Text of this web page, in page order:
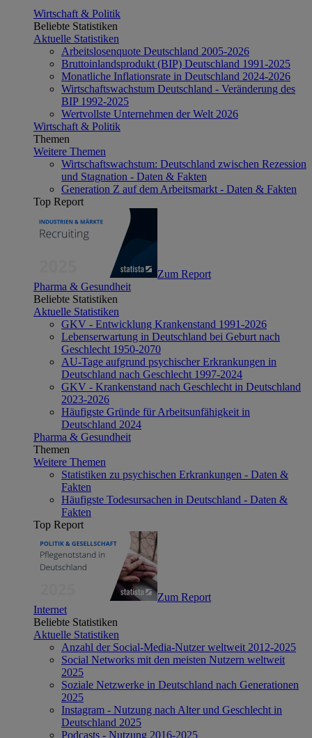
Wirtschaft & Politik
Beliebte Statistiken
Aktuelle Statistiken
Arbeitslosenquote Deutschland 2005-2026
Bruttoinlandsprodukt (BIP) Deutschland 1991-2025
Monatliche Inflationsrate in Deutschland 2024-2026
Wirtschaftswachstum Deutschland - Veränderung des
BIP 1992-2025
Wertvollste Unternehmen der Welt 2026
Wirtschaft & Politik
Themen
Weitere Themen
Wirtschaftswachstum: Deutschland zwischen Rezession
und Stagnation - Daten & Fakten
Generation Z auf dem Arbeitsmarkt - Daten & Fakten
Top Report
Zum Report
Pharma & Gesundheit
Beliebte Statistiken
Aktuelle Statistiken
GKV - Entwicklung Krankenstand 1991-2026
Lebenserwartung in Deutschland bei Geburt nach
Geschlecht 1950-2070
AU-Tage aufgrund psychischer Erkrankungen in
Deutschland nach Geschlecht 1997-2024
GKV - Krankenstand nach Geschlecht in Deutschland
2023-2026
Häufigste Gründe für Arbeitsunfähigkeit in
Deutschland 2024
Pharma & Gesundheit
Themen
Weitere Themen
Statistiken zu psychischen Erkrankungen - Daten &
Fakten
Häufigste Todesursachen in Deutschland - Daten &
Fakten
Top Report
Zum Report
Internet
Beliebte Statistiken
Aktuelle Statistiken
Anzahl der Social-Media-Nutzer weltweit 2012-2025
Social Networks mit den meisten Nutzern weltweit
2025
Soziale Netzwerke in Deutschland nach Generationen
2025
Instagram - Nutzung nach Alter und Geschlecht in
Deutschland 2025
Podcasts - Nutzung 2016-2025